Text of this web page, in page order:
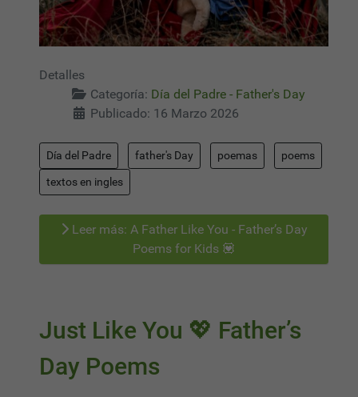
Detalles
Categoría: Día del Padre - Father's Day
Publicado: 16 Marzo 2026
Día del Padre father's Day poemas poems
textos en ingles
Leer más: A Father Like You - Father’s Day
Poems for Kids 💟
Just Like You 💖 Father’s
Day Poems